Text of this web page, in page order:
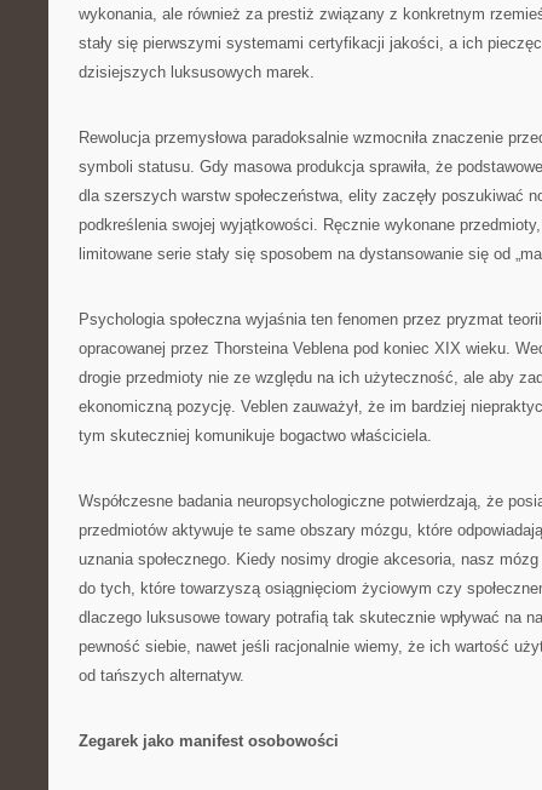
wykonania, ale również za prestiż związany z konkretnym
stały się pierwszymi systemami certyfikacji jakości, a ich
dzisiejszych luksusowych marek.
Rewolucja przemysłowa paradoksalnie wzmocniła znaczenie
symboli statusu. Gdy masowa produkcja sprawiła, że
dla szerszych warstw społeczeństwa, elity zaczęły poszukiwać
podkreślenia swojej wyjątkowości. Ręcznie wykonane
limitowane serie stały się sposobem na dystansowanie się od
Psychologia społeczna wyjaśnia ten fenomen przez pryzmat
opracowanej przez Thorsteina Veblena pod koniec XIX wieku.
drogie przedmioty nie ze względu na ich użyteczność, ale aby
ekonomiczną pozycję. Veblen zauważył, że im bardziej
tym skuteczniej komunikuje bogactwo właściciela.
Współczesne badania neuropsychologiczne potwierdzają, że
przedmiotów aktywuje te same obszary mózgu, które
uznania społecznego. Kiedy nosimy drogie akcesoria, nasz
do tych, które towarzyszą osiągnięciom życiowym czy
dlaczego luksusowe towary potrafią tak skutecznie wpływać na
pewność siebie, nawet jeśli racjonalnie wiemy, że ich wartość
od tańszych alternatyw.
Zegarek jako manifest osobowości